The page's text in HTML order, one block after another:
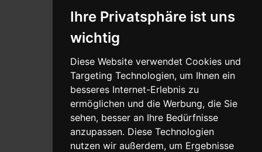
Ihre Privatsphäre ist uns
wichtig
Diese Website verwendet Cookies und
Targeting Technologien, um Ihnen ein
besseres Internet-Erlebnis zu
ermöglichen und die Werbung, die Sie
sehen, besser an Ihre Bedürfnisse
anzupassen. Diese Technologien
nutzen wir außerdem, um Ergebnisse
Whatsapp
Nachricht senden
Adresse
Oldentruper Straße 104
33604 Bielefeld